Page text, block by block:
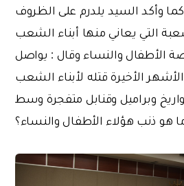
وأكد السيد يلدرم على الظروف
التي يعاني منها أبناء الشعب
الأطفال والنساء وقال : يواصل
الأخيرة قتله لأبناء الشعب
وبراميل وقنابل متفجرة وسط
ذنب هؤلاء الأطفال والنساء؟